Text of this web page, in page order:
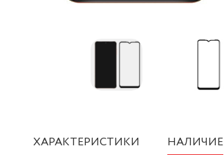
ХАРАКТЕРИСТИКИ НАЛИЧИЕ